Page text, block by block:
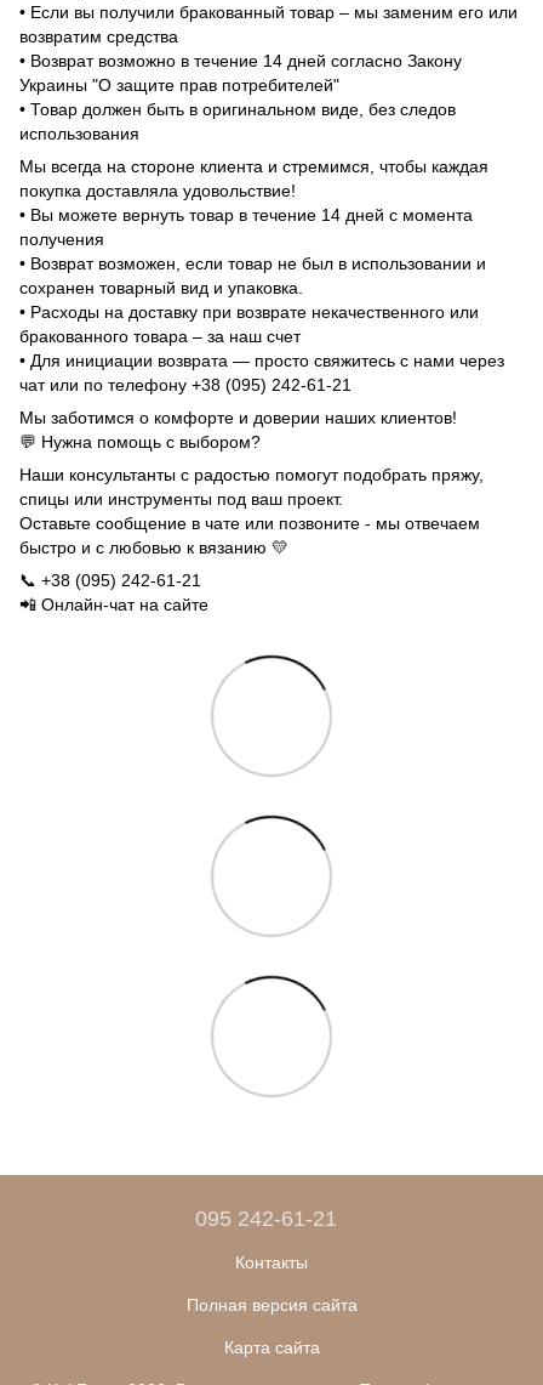
• Если вы получили бракованный товар – мы заменим его или
возвратим средства
• Возврат возможно в течение 14 дней согласно Закону
Украины "О защите прав потребителей"
• Товар должен быть в оригинальном виде, без следов
использования
Мы всегда на стороне клиента и стремимся, чтобы каждая
покупка доставляла удовольствие!
• Вы можете вернуть товар в течение 14 дней с момента
получения
• Возврат возможен, если товар не был в использовании и
сохранен товарный вид и упаковка.
• Расходы на доставку при возврате некачественного или
бракованного товара – за наш счет
• Для инициации возврата — просто свяжитесь с нами через
чат или по телефону +38 (095) 242-61-21
Мы заботимся о комфорте и доверии наших клиентов!
💬 Нужна помощь с выбором?
Наши консультанты с радостью помогут подобрать пряжу,
спицы или инструменты под ваш проект.
Оставьте сообщение в чате или позвоните - мы отвечаем
быстро и с любовью к вязанию 💛
📞 +38 (095) 242-61-21
📲 Онлайн-чат на сайте
095 242-61-21
Контакты
Полная версия сайта
Карта сайта